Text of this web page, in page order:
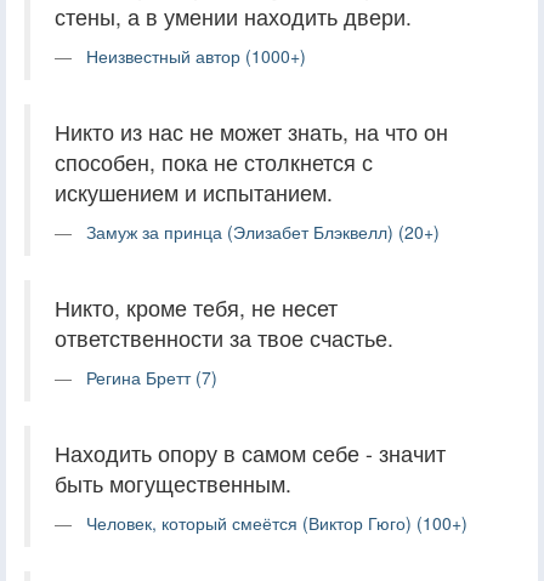
стены, а в умении находить двери.
Неизвестный автор (1000+)
Никто из нас не может знать, на что он
способен, пока не столкнется с
искушением и испытанием.
Замуж за принца (Элизабет Блэквелл) (20+)
Никто, кроме тебя, не несет
ответственности за твое счастье.
Регина Бретт (7)
Находить опору в самом себе - значит
быть могущественным.
Человек, который смеётся (Виктор Гюго) (100+)